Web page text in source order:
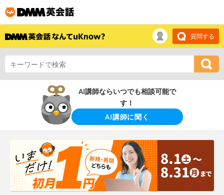
質問する
AI講師ならいつでも相談可能で
す！
AI講師に聞く